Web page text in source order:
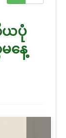
ပုံ
နေ့